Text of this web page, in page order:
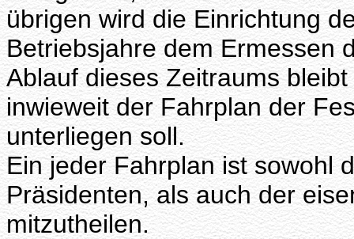
übrigen wird die Einrichtung
Betriebsjahre dem Ermessen
Ablauf dieses Zeitraums
inwieweit der Fahrplan der
unterliegen soll.
Ein jeder Fahrplan ist sowohl
Präsidenten, als auch der
mitzutheilen.